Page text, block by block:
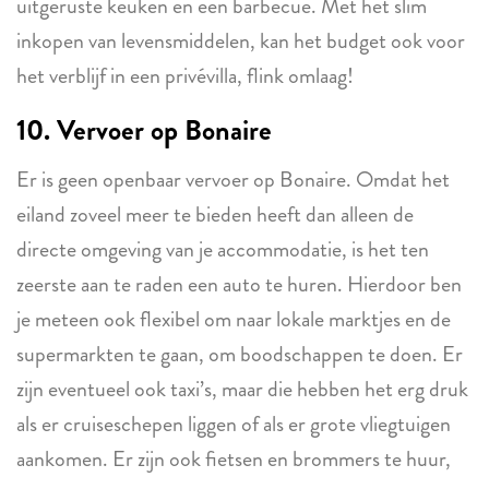
uitgeruste keuken en een barbecue. Met het slim
inkopen van levensmiddelen, kan het budget ook voor
het verblijf in een privévilla, flink omlaag!
10. Vervoer op Bonaire
Er is geen openbaar vervoer op Bonaire. Omdat het
eiland zoveel meer te bieden heeft dan alleen de
directe omgeving van je accommodatie, is het ten
zeerste aan te raden een auto te huren. Hierdoor ben
je meteen ook flexibel om naar lokale marktjes en de
supermarkten te gaan, om boodschappen te doen. Er
zijn eventueel ook taxi’s, maar die hebben het erg druk
als er cruiseschepen liggen of als er grote vliegtuigen
aankomen. Er zijn ook fietsen en brommers te huur,